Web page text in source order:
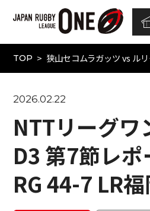
TOP 狭山セコムラガッツ vs ル
2026.02.22
NTTリーグ
D3 第7節レ
RG 44-7 LR福